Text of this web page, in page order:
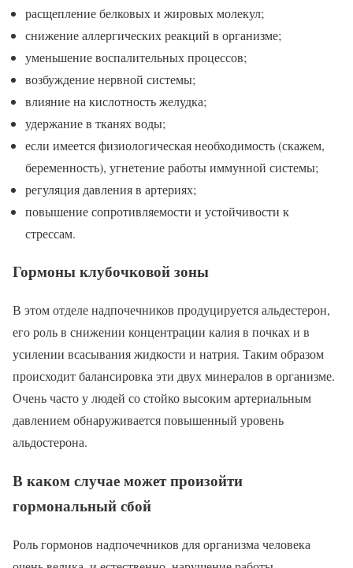
расщепление белковых и жировых молекул;
снижение аллергических реакций в организме;
уменьшение воспалительных процессов;
возбуждение нервной системы;
влияние на кислотность желудка;
удержание в тканях воды;
если имеется физиологическая необходимость (скажем,
беременность), угнетение работы иммунной системы;
регуляция давления в артериях;
повышение сопротивляемости и устойчивости к
стрессам.
Гормоны клубочковой зоны
В этом отделе надпочечников продуцируется альдестерон,
его роль в снижении концентрации калия в почках и в
усилении всасывания жидкости и натрия. Таким образом
происходит балансировка эти двух минералов в организме.
Очень часто у людей со стойко высоким артериальным
давлением обнаруживается повышенный уровень
альдостерона.
В каком случае может произойти
гормональный сбой
Роль гормонов надпочечников для организма человека